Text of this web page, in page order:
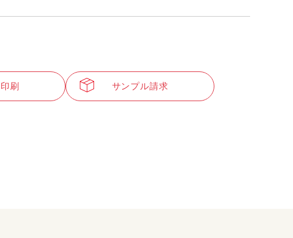
刷 サンプル請求